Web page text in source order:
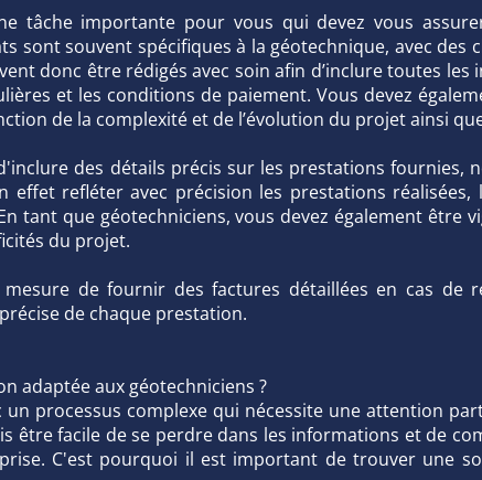
tâche importante pour vous qui devez vous
sont souvent spécifiques à la géotechnique, avec des
donc être rédigés avec soin afin d’inclure toutes
et les conditions de paiement. Vous devez
de la complexité et de l’évolution du projet ainsi
des détails précis sur les prestations fournies,
refléter avec précision les prestations
tant que géotechniciens, vous devez également être
du projet.
de fournir des factures détaillées en cas de
de chaque prestation.
adaptée aux géotechniciens ?
processus complexe qui nécessite une attention
être facile de se perdre dans les informations et de
C'est pourquoi il est important de trouver une